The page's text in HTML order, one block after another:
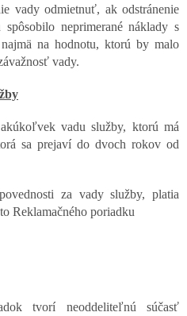
vady odmietnuť, ak odstránenie
neprimerané náklady s
na hodnotu, ktorú by malo
vady.
vadu služby, ktorú má
sa prejaví do dvoch rokov od
za vady služby, platia
Reklamačného poriadku
tvorí neoddeliteľnú súčasť